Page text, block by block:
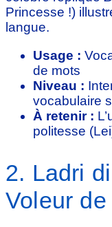
Princesse !)
langue.
Usage :
de mots
Niveau :
vocabulaire
À retenir :
politesse
2. Ladri
Voleur